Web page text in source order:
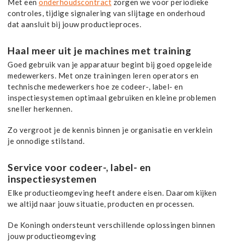
Met een onderhoudscontract zorgen we voor periodieke
controles, tijdige signalering van slijtage en onderhoud
dat aansluit bij jouw productieproces.
Haal meer uit je machines met training
Goed gebruik van je apparatuur begint bij goed opgeleide
medewerkers. Met onze trainingen leren operators en
technische medewerkers hoe ze codeer-, label- en
inspectiesystemen optimaal gebruiken en kleine problemen
sneller herkennen.
Zo vergroot je de kennis binnen je organisatie en verklein
je onnodige stilstand.
Service voor codeer-, label- en
inspectiesystemen
Elke productieomgeving heeft andere eisen. Daarom kijken
we altijd naar jouw situatie, producten en processen.
De Koningh ondersteunt verschillende oplossingen binnen
jouw productieomgeving